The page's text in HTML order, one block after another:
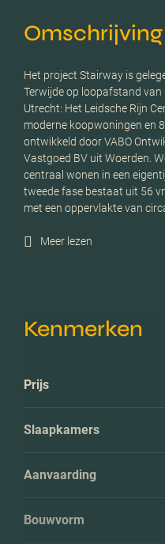
Omschrijving
Het project Stairway is
Terwijde op loopafstand van
Utrecht: Het Leidsche Rijn
moderne koopwoningen en
ontwikkeld door VABO
Vastgoed BV uit Woerden.
centraal wonen in een
tweede fase bestaat uit 56
met een oppervlakte van
Meer lezen
Kenmerken
Prijs
Slaapkamers
Aanvaarding
Bouwvorm